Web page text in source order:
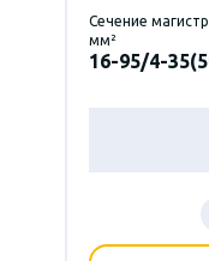
Сечение
мм²
16-95/4-